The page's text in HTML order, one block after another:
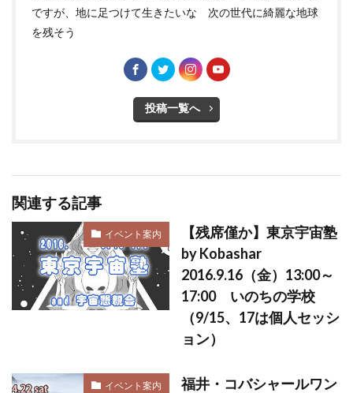
ですが、地に足つけて生きたいな 次の世代に綺麗な地球
を残そう
投稿一覧へ
関連する記事
イベント案内
【残席僅か】東京宇宙塾
by Kobashar
2016.9.16（金）13:00～
17:00 いのちの学校
（9/15、17は個人セッシ
ョン）
イベント案内
福井・コバシャールワン